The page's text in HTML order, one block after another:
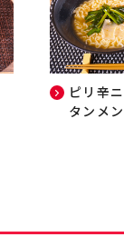
ピリ辛
タンメン